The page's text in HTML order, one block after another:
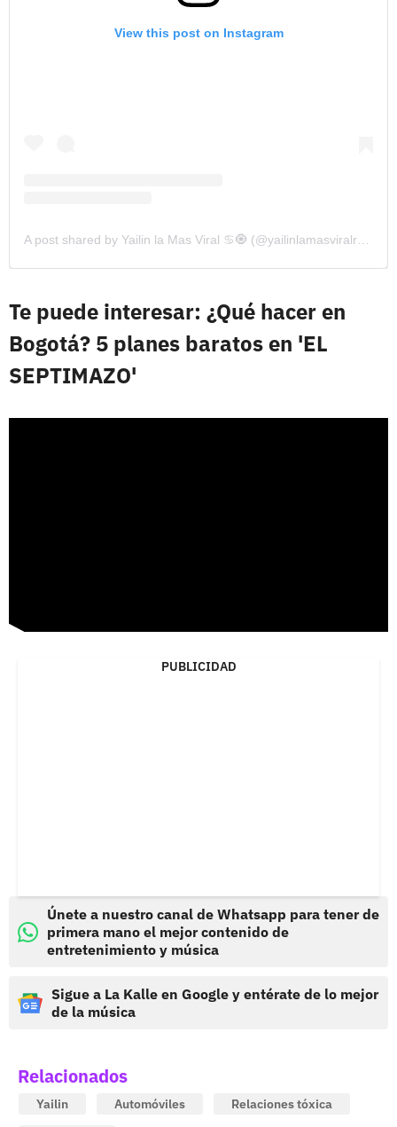
View this post on Instagram
A post shared by Yailin la Mas Viral ♋️🧿 (@yailinlamasviralreal)
Te puede interesar: ¿Qué hacer en
Bogotá? 5 planes baratos en 'EL
SEPTIMAZO'
PUBLICIDAD
Únete a nuestro canal de Whatsapp para tener de
primera mano el mejor contenido de
entretenimiento y música
Sigue a La Kalle en Google y entérate de lo mejor
de la música
Relacionados
Yailin Automóviles
Relaciones tóxica